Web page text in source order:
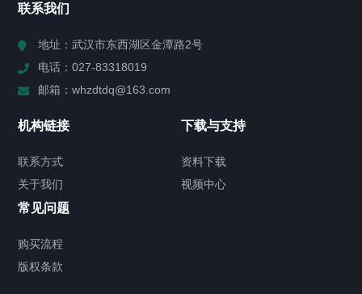
公司新闻
联系我们
地址：武汉市东西湖区金潭路2号
电话：027-83318019
邮箱：whzdtdq@163.com
机构链接
联系方式
关于我们
下载与支持
资料下载
视频中心
常见问题
购买流程
版权条款